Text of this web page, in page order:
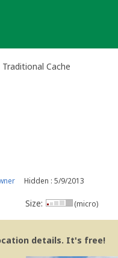
Cache
Hidden : 5/9/2013
Size: (micro)
details. It's free!